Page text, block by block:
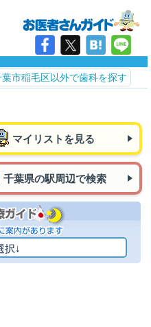
葉市稲毛区以外で歯科を探す
マイリストを見る
千葉県の駅周辺で検索